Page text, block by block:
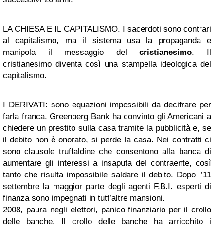
LA CHIESA E IL CAPITALISMO. I sacerdoti sono contrari
al capitalismo, ma il sistema usa la propaganda e
manipola il messaggio delcristianesimo. Il
cristianesimo diventa così una stampella ideologica del
capitalismo.
I DERIVATI: sono equazioni impossibili da decifrare per
farla franca. Greenberg Bank ha convinto gli Americani a
chiedere un prestito sulla casa tramite la pubblicità e, se
il debito non è onorato, si perde la casa. Nei contratti ci
sono clausole truffaldine che consentono alla banca di
aumentare gli interessi a insaputa del contraente, così
tanto che risulta impossibile saldare il debito. Dopo l’11
settembre la maggior parte degli agenti F.B.I. esperti di
finanza sono impegnati in tutt’altre mansioni.
2008, paura negli elettori, panico finanziario per il crollo
delle banche. Il crollo delle banche ha arricchito i